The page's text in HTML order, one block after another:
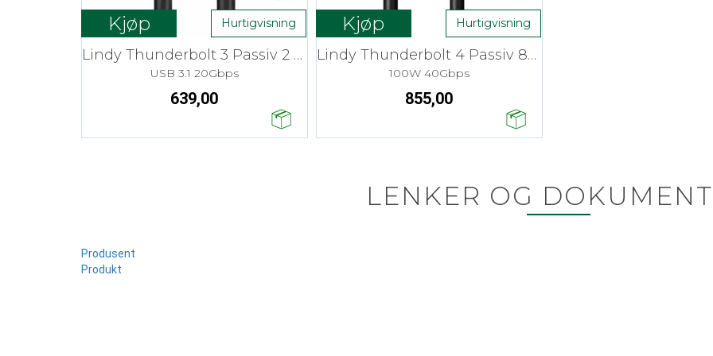
Kjøp Hurtigvisning
Lindy Thunderbolt 3 Passiv 2 m
USB 3.1 20Gbps
639,00
Kjøp Hurtigvisning
Lindy Thunderbolt 4 Passiv 8K 1 m
100W 40Gbps
855,00
LENKER OG
Produsent
Produkt